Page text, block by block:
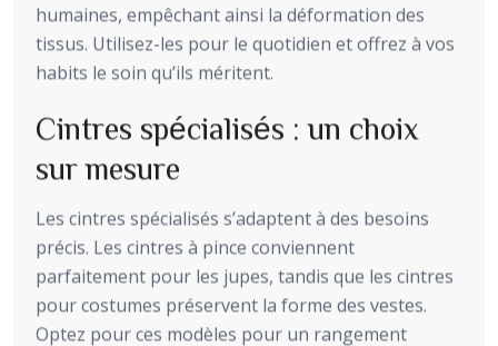
humaines, empêchant ainsi la déformation des
tissus. Utilisez-les pour le quotidien et offrez à vos
habits le soin qu’ils méritent.
Cintres spécialisés : un choix
sur mesure
Les cintres spécialisés s’adaptent à des besoins
précis. Les cintres à pince conviennent
parfaitement pour les jupes, tandis que les cintres
pour costumes préservent la forme des vestes.
Optez pour ces modèles pour un rangement